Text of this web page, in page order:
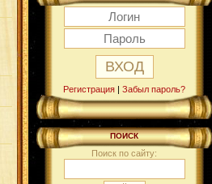
Регистрация | Забыл пароль?
ПОИСК
Поиск по сайту: